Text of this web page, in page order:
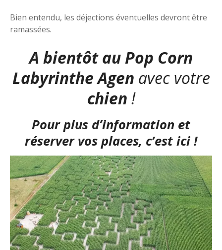
Bien entendu, les déjections éventuelles devront être
ramassées.
A bientôt au Pop Corn
Labyrinthe Agen avec votre
chien !
Pour plus d’information et
réserver vos places, c’est ici !